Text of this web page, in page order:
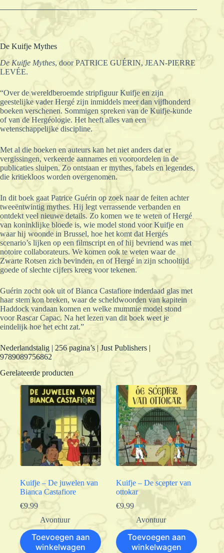
De Kuifje Mythes
De Kuifje Mythes, door PATRICE GUÉRIN, JEAN-PIERRE
LEVÉE.
“Over de wereldberoemde stripfiguur Kuifje en zĳn
geestelĳke vader Hergé zĳn inmiddels meer dan vijfhonderd
boeken verschenen. Sommigen spreken van de Kuifje-kunde
of van de Hergéologie. Het heeft alles van een
wetenschappelĳke discipline.
Met al die boeken en auteurs kan het niet anders dat er
vergissingen, verkeerde aannames en vooroordelen in de
publicaties sluipen. Zo ontstaan er mythes, fabels en legendes,
die kritiekloos worden overgenomen.
In dit boek gaat Patrice Guérin op zoek naar de feiten achter
tweeëntwintig mythes. Hĳ legt verrassende verbanden en
ontdekt veel nieuwe details. Zo komen we te weten of Hergé
van koninklĳke bloede is, wie model stond voor Kuifje en
waar hĳ woonde in Brussel, hoe het komt dat Hergés
scenario’s lĳken op een filmscript en of hĳ bevriend was met
notoire collaborateurs. We komen ook te weten waar de
Zwarte Rotsen zich bevinden, en of Hergé in zĳn schooltĳd
goede of slechte cĳfers kreeg voor tekenen.
Guérin zocht ook uit of Bianca Castafiore inderdaad glas met
haar stem kon breken, waar de scheldwoorden van kapitein
Haddock vandaan komen en welke mummie model stond
voor Rascar Capac. Na het lezen van dit boek weet je
eindelĳk hoe het echt zat.”
Nederlandstalig | 256 pagina’s | Just Publishers |
9789089756862
Gerelateerde producten
Kuifje – De juwelen van
Bianca Castafiore
€9.99
Avontuur
Toevoegen aan
winkelwagen
Kuifje – De scepter van
ottokar
€9.99
Avontuur
Toevoegen aan
winkelwagen